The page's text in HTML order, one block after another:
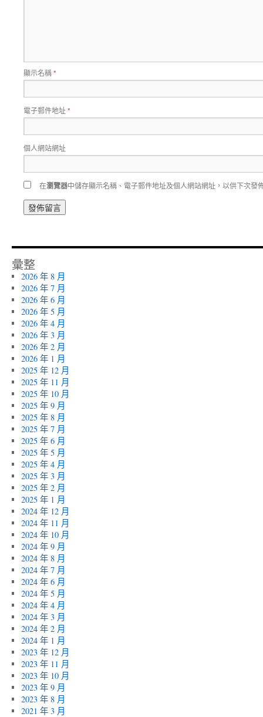
顯示名稱*
電子郵件地址*
個人網站網址
在瀏覽器中儲存顯示名稱、電子郵件地址及個人網站網址，以供下次發
彙整
2026 年 8 月
2026 年 7 月
2026 年 6 月
2026 年 5 月
2026 年 4 月
2026 年 3 月
2026 年 2 月
2026 年 1 月
2025 年 12 月
2025 年 11 月
2025 年 10 月
2025 年 9 月
2025 年 8 月
2025 年 7 月
2025 年 6 月
2025 年 5 月
2025 年 4 月
2025 年 3 月
2025 年 2 月
2025 年 1 月
2024 年 12 月
2024 年 11 月
2024 年 10 月
2024 年 9 月
2024 年 8 月
2024 年 7 月
2024 年 6 月
2024 年 5 月
2024 年 4 月
2024 年 3 月
2024 年 2 月
2024 年 1 月
2023 年 12 月
2023 年 11 月
2023 年 10 月
2023 年 9 月
2023 年 8 月
2021 年 3 月